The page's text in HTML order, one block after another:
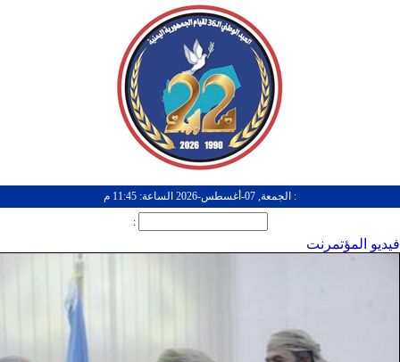
: الجمعة, 07-أغسطس-2026 الساعة: 11:45 م
:
فيديو المؤتمرنت